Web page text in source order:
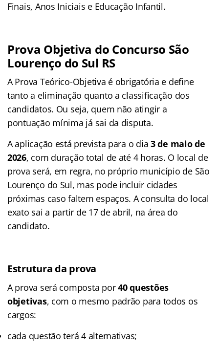
Finais, Anos Iniciais e Educação Infantil.
Prova Objetiva do Concurso São
Lourenço do Sul RS
A Prova Teórico-Objetiva é obrigatória e define
tanto a eliminação quanto a classificação dos
candidatos. Ou seja, quem não atingir a
pontuação mínima já sai da disputa.
A aplicação está prevista para o dia3 de maio de
2026, com duração total de até 4 horas. O local de
prova será, em regra, no próprio município de São
Lourenço do Sul, mas pode incluir cidades
próximas caso faltem espaços. A consulta do local
exato sai a partir de 17 de abril, na área do
candidato.
Estrutura da prova
A prova será composta por40 questões
objetivas, com o mesmo padrão para todos os
cargos:
cada questão terá 4 alternativas;